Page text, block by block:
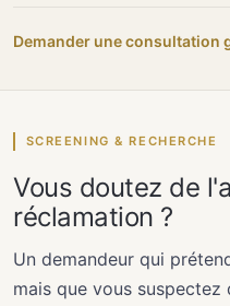
Demander une consultation
SCREENING & RECHERCHE
Vous doutez de
réclamation ?
Un demandeur qui
mais que vous suspectez